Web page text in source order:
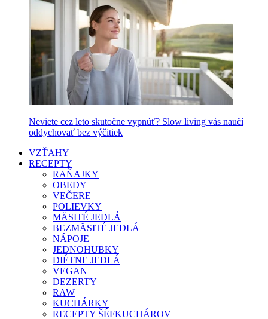
Neviete cez leto skutočne vypnúť? Slow living vás naučí
oddychovať bez výčitiek
VZŤAHY
RECEPTY
RAŇAJKY
OBEDY
VEČERE
POLIEVKY
MÄSITÉ JEDLÁ
BEZMÄSITÉ JEDLÁ
NÁPOJE
JEDNOHUBKY
DIÉTNE JEDLÁ
VEGAN
DEZERTY
RAW
KUCHÁRKY
RECEPTY ŠÉFKUCHÁROV